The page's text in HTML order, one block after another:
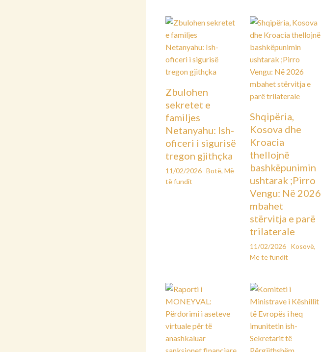
Zbulohen
sekretet e
familjes
Netanyahu: Ish-
oficeri i sigurisë
tregon gjithçka
11/02/2026 Botë, Më
të fundit
Shqipëria,
Kosova dhe
Kroacia
thellojnë
bashkëpunimin
ushtarak ;Pirro
Vengu: Në 2026
mbahet
stërvitja e parë
trilaterale
11/02/2026 Kosovë,
Më të fundit